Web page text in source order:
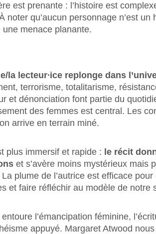
est prenante : l’histoire est
noter qu’aucun personnage n’est
une menace planante.
la lecteur∙ice replonge dans
terrorisme, totalitarisme,
et dénonciation font partie du
des femmes est central. Les
arrive en terrain miné.
plus immersif et rapide : le récit
et s’avère moins mystérieux mais
La plume de l’autrice est efficace
et faire réfléchir au modèle de notre
l’émancipation féminine,
appuyé. Margaret Atwood